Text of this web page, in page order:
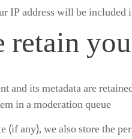
IP address will be included
retain
and its metadata are
in a moderation queue.
(if any), we also store the